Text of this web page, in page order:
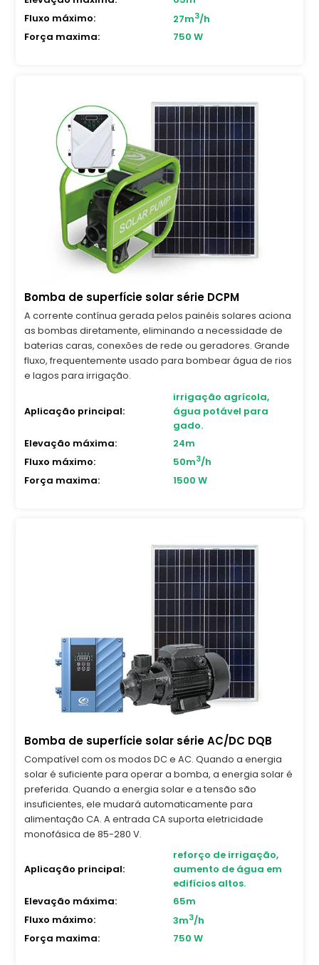
Fluxo máximo:
27m3/h
Força maxima:
750 W
Bomba de superfície solar série DCPM
A corrente contínua gerada pelos painéis solares aciona
as bombas diretamente, eliminando a necessidade de
baterias caras, conexões de rede ou geradores. Grande
fluxo, frequentemente usado para bombear água de rios
e lagos para irrigação.
Aplicação principal:
irrigação agrícola,
água potável para
gado.
Elevação máxima:
24m
Fluxo máximo:
50m3/h
Força maxima:
1500 W
Bomba de superfície solar série AC/DC DQB
Compatível com os modos DC e AC. Quando a energia
solar é suficiente para operar a bomba, a energia solar é
preferida. Quando a energia solar e a tensão são
insuficientes, ele mudará automaticamente para
alimentação CA. A entrada CA suporta eletricidade
monofásica de 85-280 V.
Aplicação principal:
reforço de irrigação,
aumento de água em
edifícios altos.
Elevação máxima:
65m
Fluxo máximo:
3m3/h
Força maxima:
750 W